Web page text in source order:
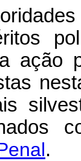
ação
.